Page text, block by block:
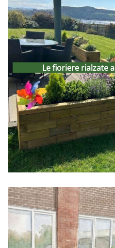
Le fioriere rialzate
Le fioriere
di L
8th May